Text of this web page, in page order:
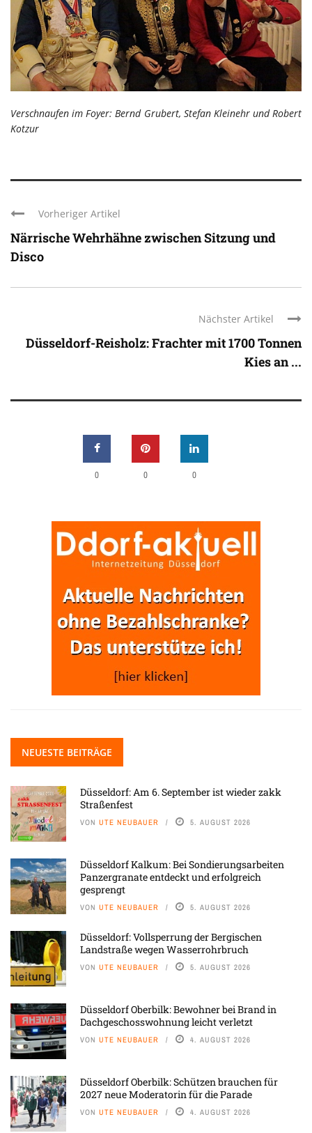
Verschnaufen im Foyer: Bernd Grubert, Stefan Kleinehr und Robert
Kotzur
Vorheriger Artikel
Närrische Wehrhähne zwischen Sitzung und
Disco
Nächster Artikel
Düsseldorf-Reisholz: Frachter mit 1700 Tonnen
Kies an ...
0 0 0
NEUESTE BEITRÄGE
Düsseldorf: Am 6. September ist wieder zakk
Straßenfest
VON UTE NEUBAUER 5. AUGUST 2026
Düsseldorf Kalkum: Bei Sondierungsarbeiten
Panzergranate entdeckt und erfolgreich
gesprengt
VON UTE NEUBAUER 5. AUGUST 2026
Düsseldorf: Vollsperrung der Bergischen
Landstraße wegen Wasserrohrbruch
VON UTE NEUBAUER 5. AUGUST 2026
Düsseldorf Oberbilk: Bewohner bei Brand in
Dachgeschosswohnung leicht verletzt
VON UTE NEUBAUER 4. AUGUST 2026
Düsseldorf Oberbilk: Schützen brauchen für
2027 neue Moderatorin für die Parade
VON UTE NEUBAUER 4. AUGUST 2026